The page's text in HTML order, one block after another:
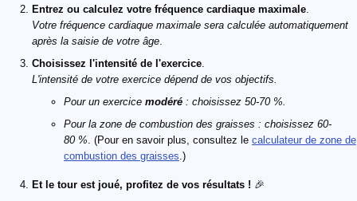
Entrez ou calculez votre fréquence cardiaque maximale.
Votre fréquence cardiaque maximale sera calculée automatiquement
après la saisie de votre âge.
Choisissez l'intensité de l'exercice.
L'intensité de votre exercice dépend de vos objectifs.
Pour un exercice modéré : choisissez 50-70 %.
Pour la zone de combustion des graisses : choisissez 60-
80 %. (Pour en savoir plus, consultez le calculateur de zone de
combustion des graisses.)
Et le tour est joué, profitez de vos résultats ! 🎉